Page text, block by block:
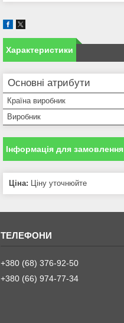
Характеристики
Основні атрибути
Країна виробник
Виробник
Інформація для замовлення
Ціна: Ціну уточнюйте
+380 (68) 376-92-50
+380 (66) 974-77-34